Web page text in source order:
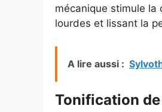
mécanique stimule la
lourdes et lissant la
A lire aussi :
Tonification